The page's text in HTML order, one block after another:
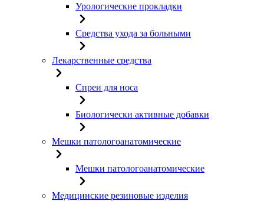
Урологические прокладки
Средства ухода за больными
Лекарственные средства
Спреи для носа
Биологически активные добавки
Мешки патологоанатомические
Мешки патологоанатомические
Медицинские резиновые изделия